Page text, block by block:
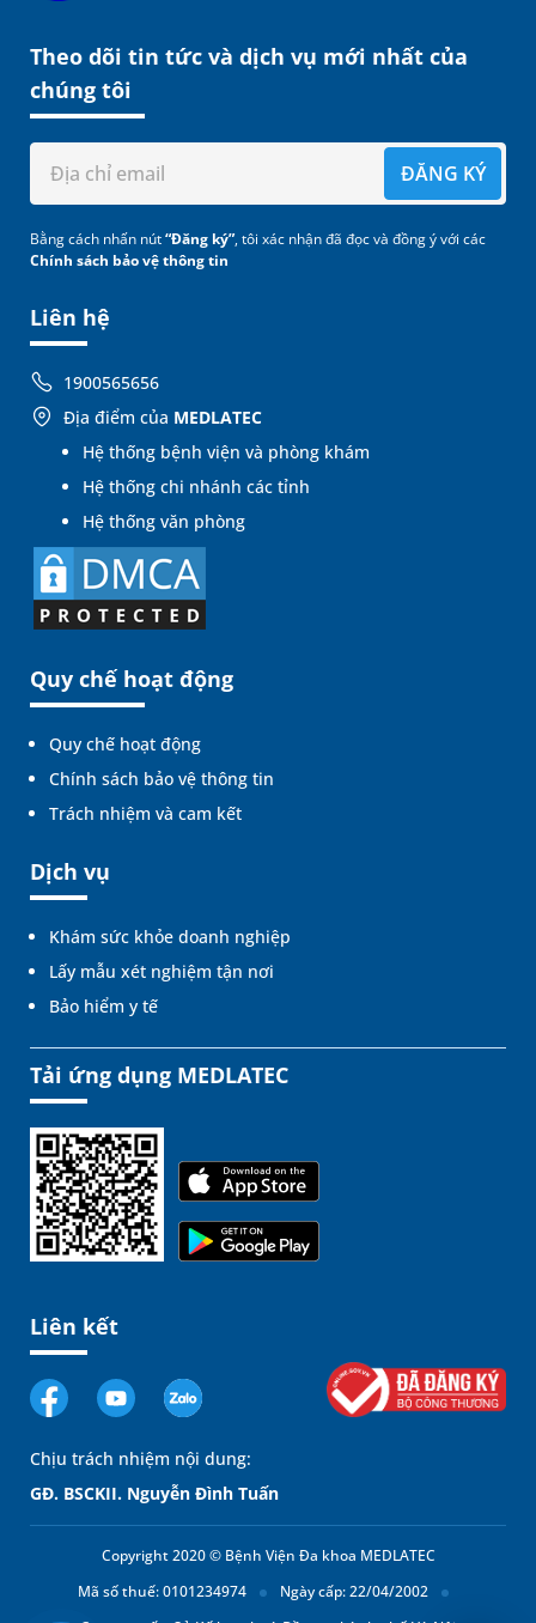
Liên hệ
1900565656
Địa điểm của MEDLATEC
Hệ thống bệnh viện và phòng khám
Hệ thống chi nhánh các tỉnh
Hệ thống văn phòng
Quy chế hoạt động
Quy chế hoạt động
Chính sách bảo vệ thông tin
Trách nhiệm và cam kết
Dịch vụ
Khám sức khỏe doanh nghiệp
Lấy mẫu xét nghiệm tận nơi
Bảo hiểm y tế
Theo dõi tin tức và dịch vụ mới nhất của
chúng tôi
ĐĂNG KÝ
Bằng cách nhấn nút“Đăng ký”, tôi xác nhận đã đọc và đồng ý với các
Chính sách bảo vệ thông tin
Tải ứng dụng MEDLATEC
Liên kết
Chịu trách nhiệm nội dung:
GĐ. BSCKII. Nguyễn Đình Tuấn
Copyright 2020 © Bệnh Viện Đa khoa MEDLATEC
Mã số thuế: 0101234974
Ngày cấp: 22/04/2002